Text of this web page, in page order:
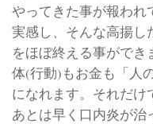
やってきた事が報われ
実感し、そんな高揚し
をほぼ終える事ができ
体(行動)もお金も「人
になれます。それだけ
あとは早く口内炎が